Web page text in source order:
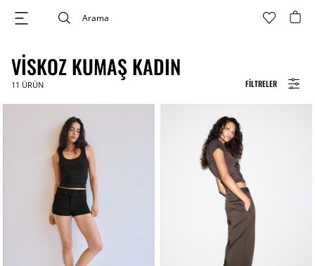
FILTRELER
VISKOZ KUMAŞ KADIN
11 ÜRÜN